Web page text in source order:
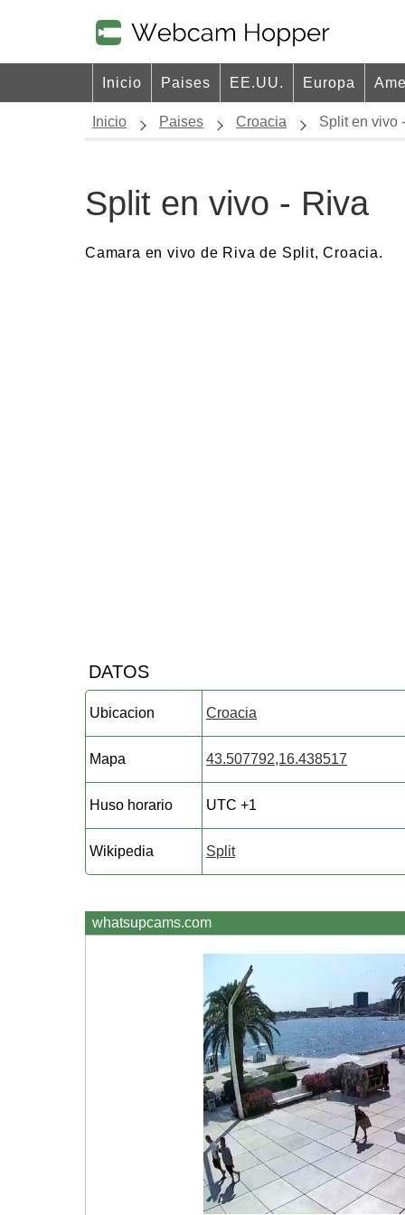
Inicio Paises EE.UU. Europa
Inicio Paises Croacia Split en vivo
Split en vivo - Riva
Camara en vivo de Riva de Split, Croacia.
DATOS
Ubicacion Croacia
Mapa 43.507792,16.438517
Huso horario UTC +1
Wikipedia Split
whatsupcams.com